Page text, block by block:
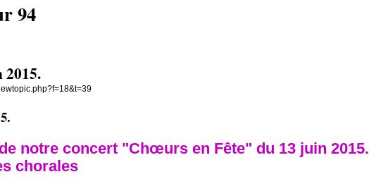
94
2015.
notre concert "Chœurs en Fête" du 13 juin 2015.
chorales